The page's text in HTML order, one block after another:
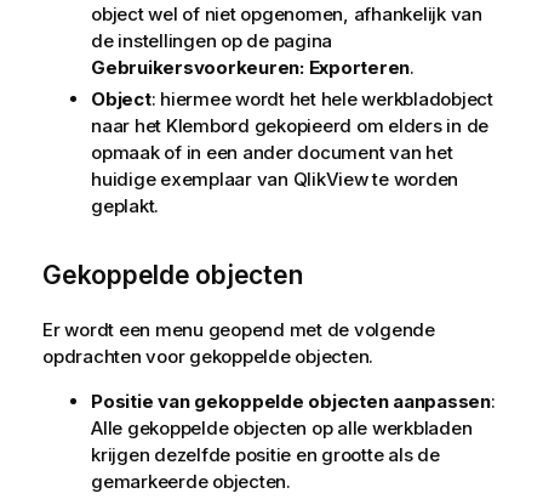
object wel of niet opgenomen, afhankelijk van
de instellingen op de pagina
Gebruikersvoorkeuren: Exporteren.
Object: hiermee wordt het hele werkbladobject
naar het Klembord gekopieerd om elders in de
opmaak of in een ander document van het
huidige exemplaar van QlikView te worden
geplakt.
Gekoppelde objecten
Er wordt een menu geopend met de volgende
opdrachten voor gekoppelde objecten.
Positie van gekoppelde objecten aanpassen:
Alle gekoppelde objecten op alle werkbladen
krijgen dezelfde positie en grootte als de
gemarkeerde objecten.